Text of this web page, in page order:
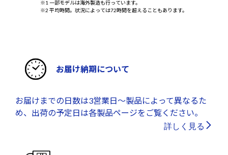
※1 一部モデルは海外製造も行っています。
※2 平均時間。状況によっては72時間を超えることもあります。
お届け納期について
お届けまでの日数は3営業日～製品によって異なるた
め、出荷の予定日は各製品ページをご覧ください。
詳しく見る